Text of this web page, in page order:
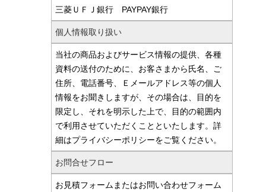
三菱ＵＦＪ銀行 PAYPAY銀行
個人情報取り扱い
当社の商品およびサービス情報の提供、各種
資料の送付のために、お客さまから氏名、ご
住所、電話番号、Ｅメールアドレス等の個人
情報をお聞きしますが、その場合は、目的を
限定し、それを明示した上で、目的の範囲内
で利用させていただくことといたします。詳
細はプライバシーポリシーをご覧ください。
お問合せフロー
お見積フォームまたはお問い合わせフォーム